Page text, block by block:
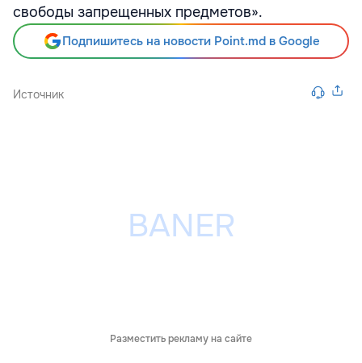
свободы запрещенных предметов».
Подпишитесь на новости Point.md в Google
Источник
Разместить рекламу на сайте